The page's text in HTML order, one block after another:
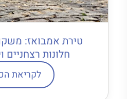
טירת אמבואז:
חלונות רצחניים
לקריאת